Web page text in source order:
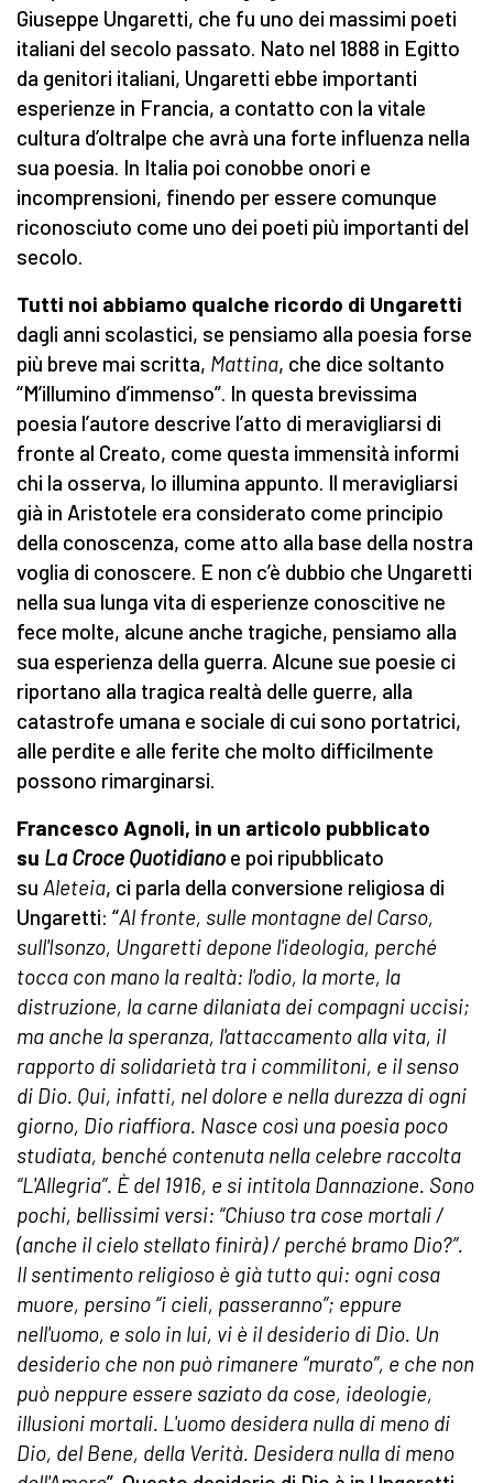
Giuseppe Ungaretti, che fu uno dei massimi poeti
italiani del secolo passato. Nato nel 1888 in Egitto
da genitori italiani, Ungaretti ebbe importanti
esperienze in Francia, a contatto con la vitale
cultura d’oltralpe che avrà una forte influenza nella
sua poesia. In Italia poi conobbe onori e
incomprensioni, finendo per essere comunque
riconosciuto come uno dei poeti più importanti del
secolo.
Tutti noi abbiamo qualche ricordo di Ungaretti
dagli anni scolastici, se pensiamo alla poesia forse
più breve mai scritta, Mattina, che dice soltanto
“M’illumino d’immenso”. In questa brevissima
poesia l’autore descrive l’atto di meravigliarsi di
fronte al Creato, come questa immensità informi
chi la osserva, lo illumina appunto. Il meravigliarsi
già in Aristotele era considerato come principio
della conoscenza, come atto alla base della nostra
voglia di conoscere. E non c’è dubbio che Ungaretti
nella sua lunga vita di esperienze conoscitive ne
fece molte, alcune anche tragiche, pensiamo alla
sua esperienza della guerra. Alcune sue poesie ci
riportano alla tragica realtà delle guerre, alla
catastrofe umana e sociale di cui sono portatrici,
alle perdite e alle ferite che molto difficilmente
possono rimarginarsi.
Francesco Agnoli, in un articolo pubblicato
su La Croce Quotidiano e poi ripubblicato
su Aleteia, ci parla della conversione religiosa di
Ungaretti: “Al fronte, sulle montagne del Carso,
sull'Isonzo, Ungaretti depone l'ideologia, perché
tocca con mano la realtà: l'odio, la morte, la
distruzione, la carne dilaniata dei compagni uccisi;
ma anche la speranza, l'attaccamento alla vita, il
rapporto di solidarietà tra i commilitoni, e il senso
di Dio. Qui, infatti, nel dolore e nella durezza di ogni
giorno, Dio riaffiora. Nasce così una poesia poco
studiata, benché contenuta nella celebre raccolta
“L'Allegria”. È del 1916, e si intitola Dannazione. Sono
pochi, bellissimi versi: “Chiuso tra cose mortali /
(anche il cielo stellato finirà) / perché bramo Dio?”.
Il sentimento religioso è già tutto qui: ogni cosa
muore, persino “i cieli, passeranno”; eppure
nell'uomo, e solo in lui, vi è il desiderio di Dio. Un
desiderio che non può rimanere “murato”, e che non
può neppure essere saziato da cose, ideologie,
illusioni mortali. L'uomo desidera nulla di meno di
Dio, del Bene, della Verità. Desidera nulla di meno